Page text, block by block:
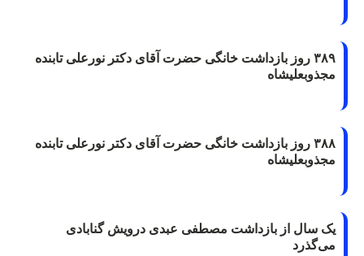
۳۸۹ روز بازداشت خانگی حضرت آقای دکتر نورعلی تابنده
مجذوبعلیشاه
۳۸۸ روز بازداشت خانگی حضرت آقای دکتر نورعلی تابنده
مجذوبعلیشاه
یک سال از بازداشت مصطفی عبدی درویش گنابادی
می‌گذرد